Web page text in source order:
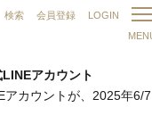
検索 会員登録
LOGIN
アカウント
アカウントが、2025年6/7